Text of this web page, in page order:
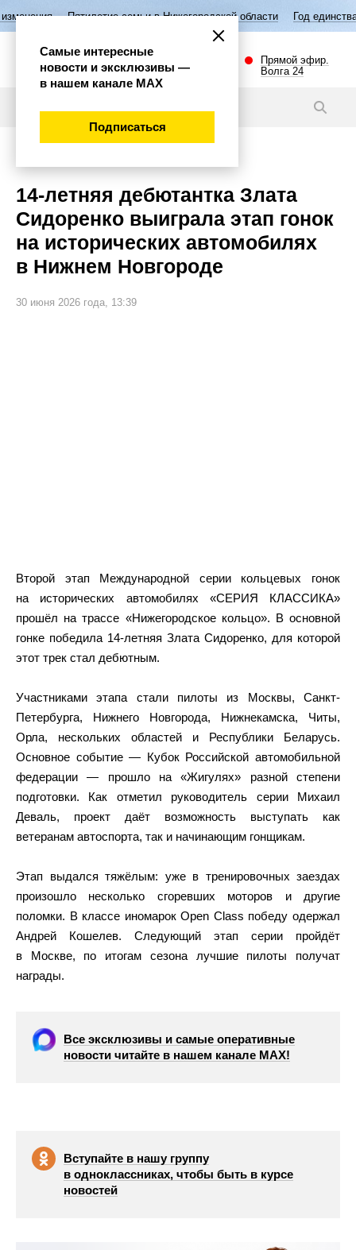
семьи в Нижегородской области Год единства народов
Прямой эфир.
Волга 24
14-летняя дебютантка Злата
Сидоренко выиграла этап гонок
на исторических автомобилях
в Нижнем Новгороде
30 июня 2026 года, 13:39
Второй этап Международной серии кольцевых гонок
на исторических автомобилях «СЕРИЯ КЛАССИКА»
прошёл на трассе «Нижегородское кольцо». В основной
гонке победила 14-летняя Злата Сидоренко, для которой
этот трек стал дебютным.
Участниками этапа стали пилоты из Москвы, Санкт-
Петербурга, Нижнего Новгорода, Нижнекамска, Читы,
Орла, нескольких областей и Республики Беларусь.
Основное событие — Кубок Российской автомобильной
федерации — прошло на «Жигулях» разной степени
подготовки. Как отметил руководитель серии Михаил
Деваль, проект даёт возможность выступать как
ветеранам автоспорта, так и начинающим гонщикам.
Этап выдался тяжёлым: уже в тренировочных заездах
произошло несколько сгоревших моторов и другие
поломки. В классе иномарок Open Class победу одержал
Андрей Кошелев. Следующий этап серии пройдёт
в Москве, по итогам сезона лучшие пилоты получат
награды.
Все эксклюзивы и самые оперативные
новости читайте в нашем канале МАХ!
Вступайте в нашу группу
в одноклассниках, чтобы быть в курсе
новостей
Самые интересные
новости и эксклюзивы —
в нашем канале МАХ
Подписаться